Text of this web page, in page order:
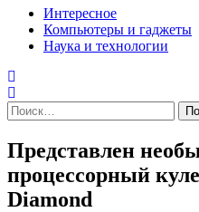
Интересное
Компьютеры и гаджеты
Наука и технологии
Найти:
Представлен
процессорный
Diamond